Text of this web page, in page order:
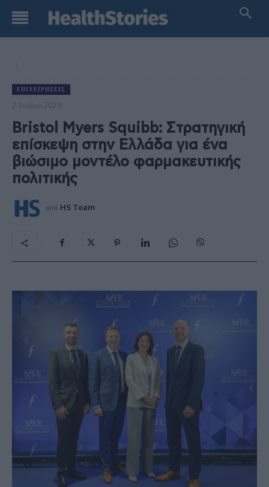
ΕΠΙΧΕΙΡΉΣΕΙΣ
2 Ιουλίου 2025
Bristol Myers Squibb: Στρατηγική
επίσκεψη στην Ελλάδα για ένα
βιώσιμο μοντέλο φαρμακευτικής
πολιτικής
από HS Team